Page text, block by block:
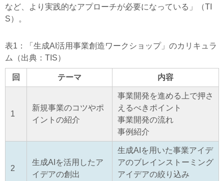
など、より実践的なアプローチが必要になっている」（TI
S）。
表1：「生成AI活用事業創造ワークショップ」のカリキュラ
ム（出典：TIS）
回 テーマ 内容
1
新規事業のコツやポ
イントの紹介
事業開発を進める上で押さ
えるべきポイント
事業開発の流れ
事例紹介
2
生成AIを活用したア
イデアの創出
生成AIを用いた事業アイデ
アのブレインストーミング
アイデアの絞り込み